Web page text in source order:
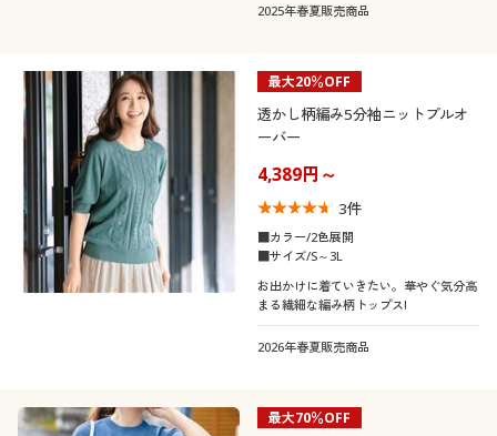
閲覧履歴
お気に入り
サポート
ご利用ガイド
よくある質問とお問い合わせ
コットン・綿100
リネン・麻
レース
機能・特徴
ウォッシャブル(洗
える)
対策
吸汗速乾
シーン
オフィス
テイスト
ベーシック エレガント
着用感
年代
40代
50代 60代
夏 秋
～ 円
2025年春夏販売商品
最大20％OFF
透かし柄編み5分袖ニットプルオ
ーバー
4,389円～
3件
■カラー/2色展開
■サイズ/S～3L
お出かけに着ていきたい。華やぐ気分高
まる繊細な編み柄トップス!
2026年春夏販売商品
最大70％OFF